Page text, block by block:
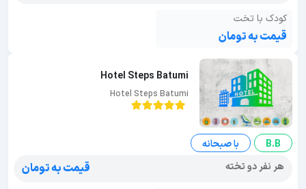
کودک با تخت
قیمت به تومان
Hotel Steps Batumi
Hotel Steps Batumi
B.B
با صبحانه
هر نفر دو تخته
قیمت به تومان